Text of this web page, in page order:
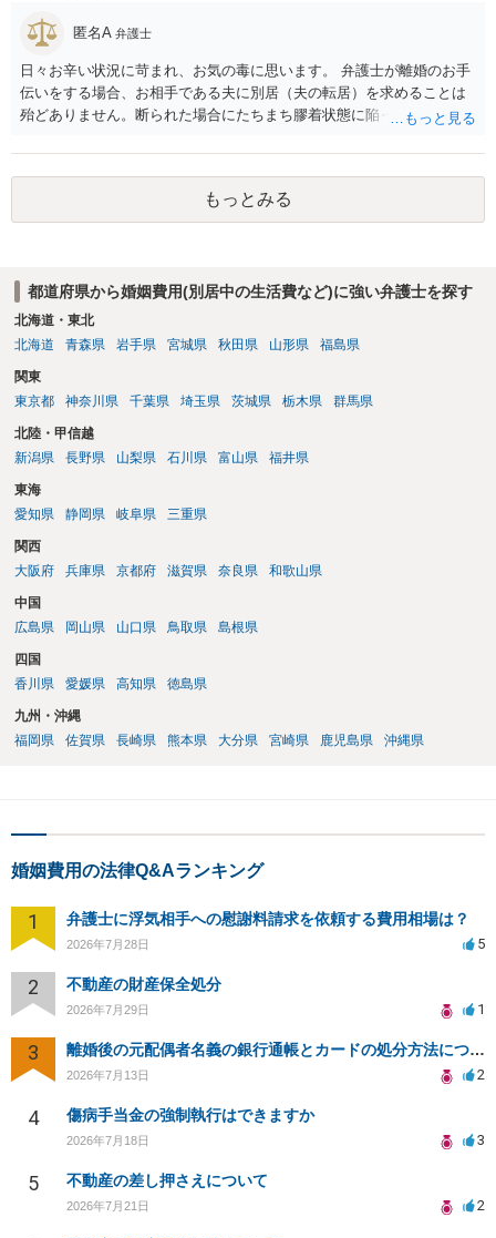
匿名A 弁護士
日々お辛い状況に苛まれ、お気の毒に思います。 弁護士が離婚のお手
伝いをする場合、お相手である夫に別居（夫の転居）を求めることは
殆どありません。断られた場合にたちまち膠着状態に陥ってしまうの
高いためです。 実務的には、ご相談者さまが転居する形で離婚協議等
を進める選択を採らざるを得ないことが圧倒的多数です。
もっとみる
都道府県から婚姻費用(別居中の生活費など)に強い弁護士を探す
北海道・東北
北海道
青森県 岩手県 宮城県 秋田県 山形県 福島県
関東
東京都
神奈川県 千葉県 埼玉県 茨城県 栃木県 群馬県
北陸・甲信越
新潟県
長野県 山梨県 石川県 富山県 福井県
東海
愛知県
静岡県 岐阜県 三重県
関西
大阪府
兵庫県 京都府 滋賀県 奈良県 和歌山県
中国
広島県
岡山県 山口県 鳥取県 島根県
四国
香川県
愛媛県 高知県 徳島県
九州・沖縄
福岡県
佐賀県 長崎県 熊本県 大分県 宮崎県 鹿児島県 沖縄県
婚姻費用の法律Q&Aランキング
1 弁護士に浮気相手への慰謝料請求を依頼する費用相場は？
2026年7月28日 5
2 不動産の財産保全処分
2026年7月29日 1
3 離婚後の元配偶者名義の銀行通帳とカードの処分方法について
2026年7月13日 2
4 傷病手当金の強制執行はできますか
2026年7月18日 3
5 不動産の差し押さえについて
2026年7月21日 2